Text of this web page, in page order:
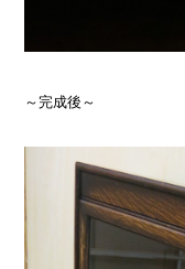
～完成後～